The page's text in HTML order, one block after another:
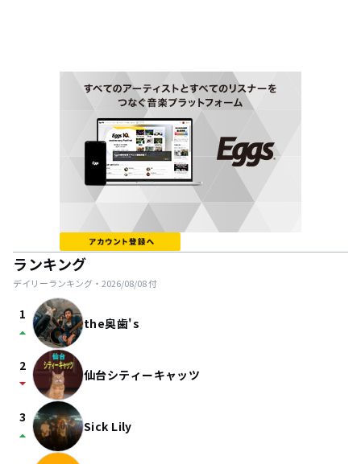
ランキング
デイリーランキング・ 2026/08/08付
1
arrow_drop_up the奥歯's
2
arrow_drop_down 仙台シティーキャッツ
3
arrow_drop_up Sick Lily